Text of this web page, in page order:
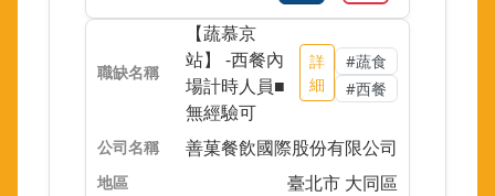
【蔬慕京
站】 -西餐內
場計時人員■
無經驗可
詳
細
#蔬食
#西餐
善菓餐飲國際股份有限公司
臺北市 大同區